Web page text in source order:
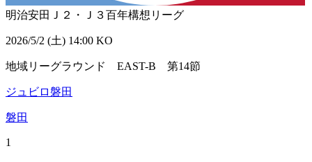
明治安田Ｊ２・Ｊ３百年構想リーグ
2026/5/2 (土) 14:00 KO
地域リーグラウンド EAST-B 第14節
ジュビロ磐田
磐田
1